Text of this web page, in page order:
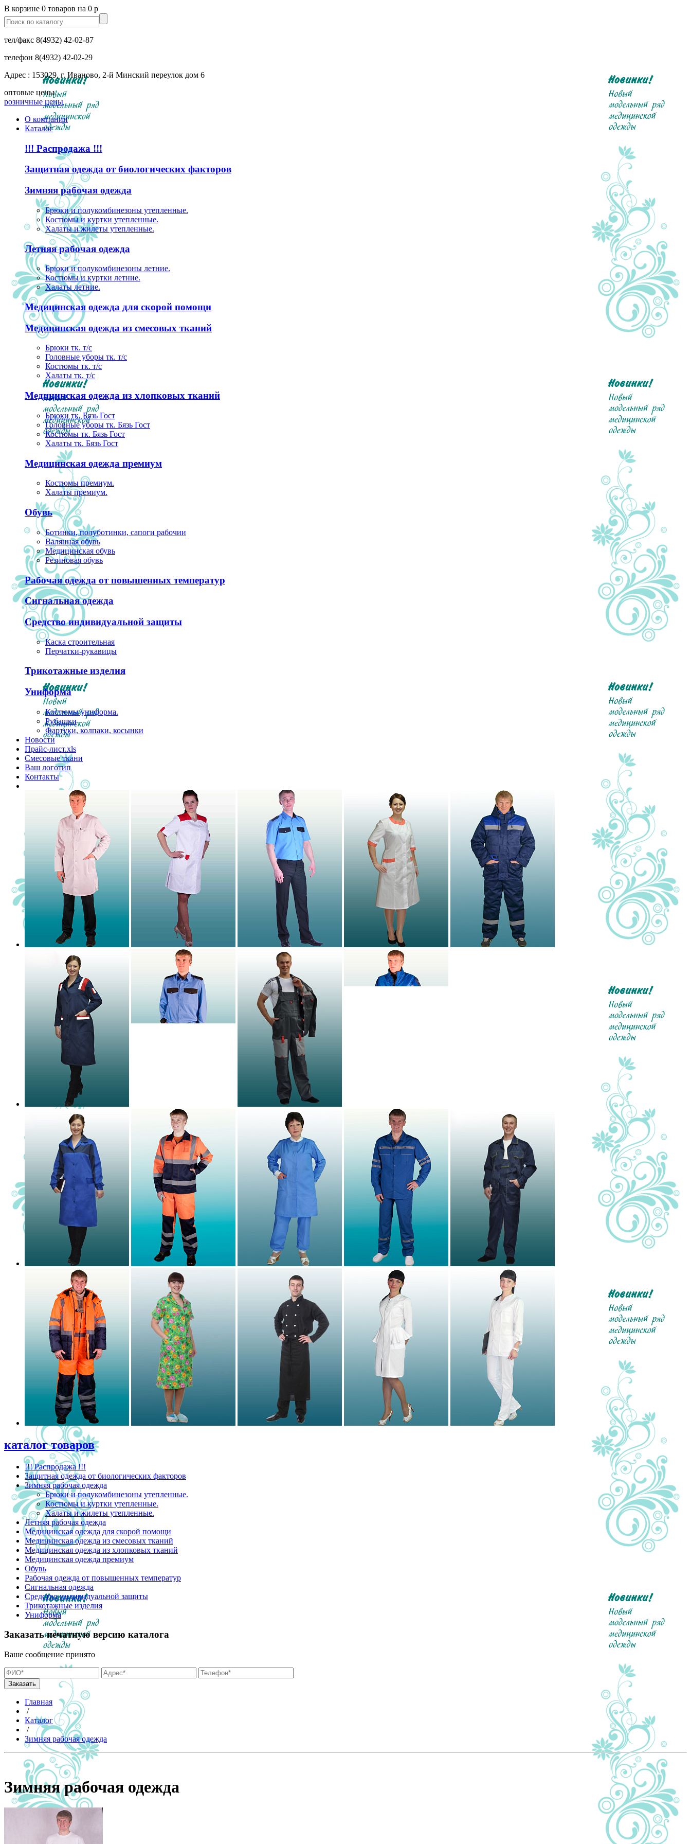
В корзине 0 товаров на 0 р
тел/факс 8(4932) 42-02-87
телефон 8(4932) 42-02-29
Адрес : 153029, г. Иваново, 2-й Минский переулок дом 6
оптовые цены
розничные цены
О компании
Каталог
!!! Распродажа !!!
Защитная одежда от биологических факторов
Зимняя рабочая одежда
Брюки и полукомбинезоны утепленные.
Костюмы и куртки утепленные.
Халаты и жилеты утепленные.
Летняя рабочая одежда
Брюки и полукомбинезоны летние.
Костюмы и куртки летние.
Халаты летние.
Медицинская одежда для скорой помощи
Медицинская одежда из смесовых тканий
Брюки тк. т/с
Головные уборы тк. т/с
Костюмы тк. т/с
Халаты тк. т/с
Медицинская одежда из хлопковых тканий
Брюки тк. Бязь Гост
Головные уборы тк. Бязь Гост
Костюмы тк. Бязь Гост
Халаты тк. Бязь Гост
Медицинская одежда премиум
Костюмы премиум.
Халаты премиум.
Обувь
Ботинки, полуботинки, сапоги рабочии
Валянная обувь
Медицинская обувь
Резиновая обувь
Рабочая одежда от повышенных температур
Сигнальная одежда
Средство индивидуальной защиты
Каска строительная
Перчатки-рукавицы
Трикотажные изделия
Униформа
Костюмы униформа.
Рубашки
Фартуки, колпаки, косынки
Новости
Прайс-лист.xls
Смесовые ткани
Ваш логотип
Контакты
каталог товаров
!!! Распродажа !!!
Защитная одежда от биологических факторов
Зимняя рабочая одежда
Брюки и полукомбинезоны утепленные.
Костюмы и куртки утепленные.
Халаты и жилеты утепленные.
Летняя рабочая одежда
Медицинская одежда для скорой помощи
Медицинская одежда из смесовых тканий
Медицинская одежда из хлопковых тканий
Медицинская одежда премиум
Обувь
Рабочая одежда от повышенных температур
Сигнальная одежда
Средство индивидуальной защиты
Трикотажные изделия
Униформа
Заказать печатную версию каталога
Ваше сообщение принято
Главная
/
Каталог
/
Зимняя рабочая одежда
Зимняя рабочая одежда